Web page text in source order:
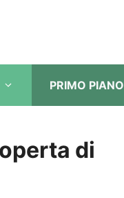
PRIMO PIANO
di